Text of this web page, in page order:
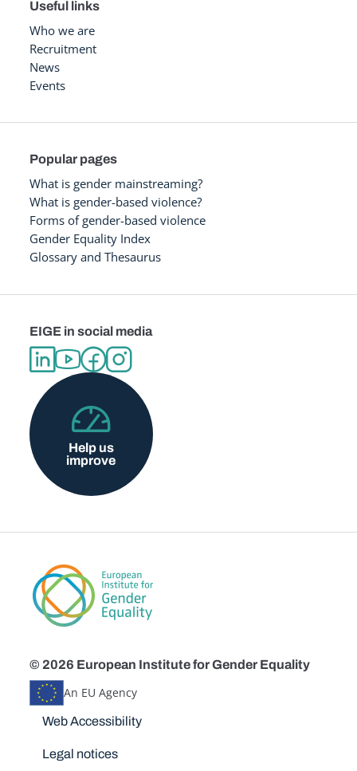
Useful links
Who we are
Recruitment
News
Events
Popular pages
What is gender mainstreaming?
What is gender-based violence?
Forms of gender-based violence
Gender Equality Index
Glossary and Thesaurus
EIGE in social media
Help us
improve
© 2026 European Institute for Gender Equality
An EU Agency
Disclaimers
Web Accessibility
Legal notices